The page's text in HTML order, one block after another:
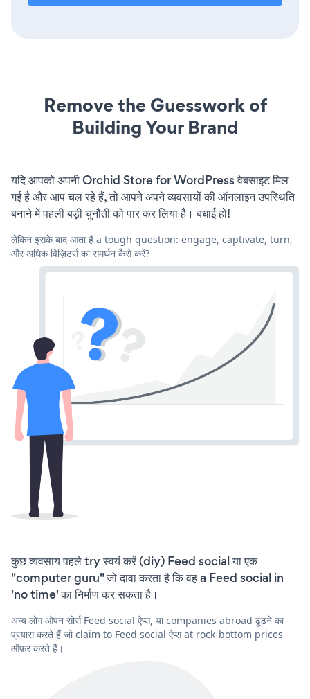
Remove the Guesswork of
Building Your Brand
यदि आपको अपनी Orchid Store for WordPress वेबसाइट मिल
गई है और आप चल रहे हैं, तो आपने अपने व्यवसायों की ऑनलाइन उपस्थिति
बनाने में पहली बड़ी चुनौती को पार कर लिया है। बधाई हो!
लेकिन इसके बाद आता है a tough question: engage, captivate, turn,
और अधिक विज़िटर्स का समर्थन कैसे करें?
कुछ व्यवसाय पहले try स्वयं करें (diy) Feed social या एक
"computer guru" जो दावा करता है कि वह a Feed social in
'no time' का निर्माण कर सकता है।
अन्य लोग ओपन सोर्स Feed social ऐप्स, या companies abroad ढूंढने का
प्रयास करते हैं जो claim to Feed social ऐप्स at rock-bottom prices
ऑफ़र करते हैं।